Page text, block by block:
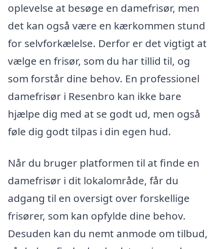
oplevelse at besøge en damefrisør, men
det kan også være en kærkommen stund
for selvforkælelse. Derfor er det vigtigt at
vælge en frisør, som du har tillid til, og
som forstår dine behov. En professionel
damefrisør i Resenbro kan ikke bare
hjælpe dig med at se godt ud, men også
føle dig godt tilpas i din egen hud.
Når du bruger platformen til at finde en
damefrisør i dit lokalområde, får du
adgang til en oversigt over forskellige
frisører, som kan opfylde dine behov.
Desuden kan du nemt anmode om tilbud,